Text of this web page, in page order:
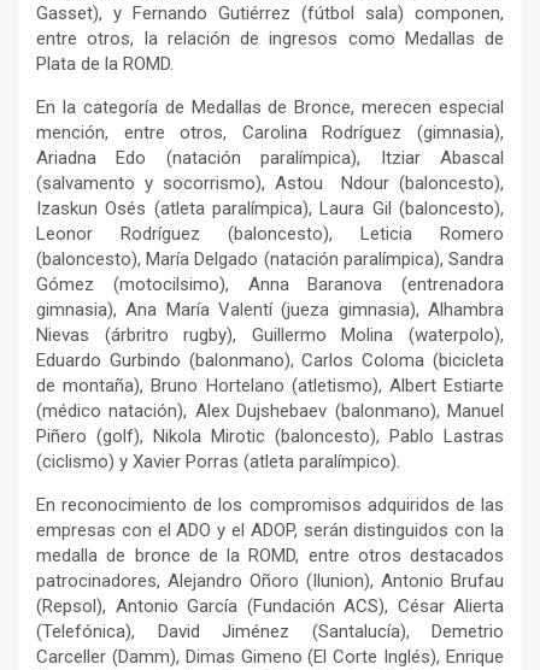
Gasset), y Fernando Gutiérrez (fútbol sala) componen,
entre otros, la relación de ingresos como Medallas de
Plata de la ROMD.
En la categoría de Medallas de Bronce, merecen especial
mención, entre otros, Carolina Rodríguez (gimnasia),
Ariadna Edo (natación paralímpica), Itziar Abascal
(salvamento y socorrismo), Astou Ndour (baloncesto),
Izaskun Osés (atleta paralímpica), Laura Gil (baloncesto),
Leonor Rodríguez (baloncesto), Leticia Romero
(baloncesto), María Delgado (natación paralímpica), Sandra
Gómez (motocilsimo), Anna Baranova (entrenadora
gimnasia), Ana María Valentí (jueza gimnasia), Alhambra
Nievas (árbritro rugby), Guillermo Molina (waterpolo),
Eduardo Gurbindo (balonmano), Carlos Coloma (bicicleta
de montaña), Bruno Hortelano (atletismo), Albert Estiarte
(médico natación), Alex Dujshebaev (balonmano), Manuel
Piñero (golf), Nikola Mirotic (baloncesto), Pablo Lastras
(ciclismo) y Xavier Porras (atleta paralímpico).
En reconocimiento de los compromisos adquiridos de las
empresas con el ADO y el ADOP, serán distinguidos con la
medalla de bronce de la ROMD, entre otros destacados
patrocinadores, Alejandro Oñoro (Ilunion), Antonio Brufau
(Repsol), Antonio García (Fundación ACS), César Alierta
(Telefónica), David Jiménez (Santalucía), Demetrio
Carceller (Damm), Dimas Gimeno (El Corte Inglés), Enrique